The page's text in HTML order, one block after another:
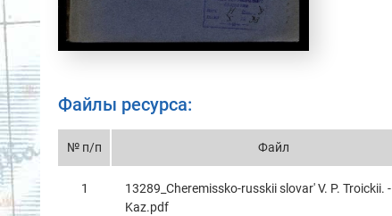
Файлы ресурса:
№ п/п Файл
1
13289_Cheremissko-russkii slovar' V. P. Troickii. -
Kaz.pdf